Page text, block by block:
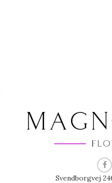
Svendborgvej